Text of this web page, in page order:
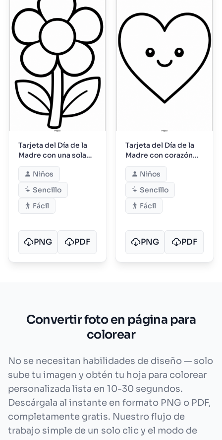
Tarjeta del Día de la
Madre con una sola
flor
Niños
Sencillo
Fácil
PNG PDF
Tarjeta del Día de la
Madre con corazón
simple
Niños
Sencillo
Fácil
PNG PDF
Convertir foto en página para
colorear
No se necesitan habilidades de diseño — solo
sube tu imagen y obtén tu hoja para colorear
personalizada lista en 10-30 segundos.
Descárgala al instante en formato PNG o PDF,
completamente gratis. Nuestro flujo de
trabajo simple de un solo clic y el modo de